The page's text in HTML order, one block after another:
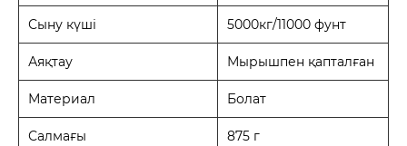
Сыну күші 5000кг/11000 фунт
Аяқтау Мырышпен қапталған
Материал Болат
Салмағы 875 г